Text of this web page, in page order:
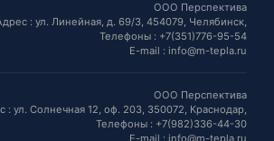
ООО Перспектива
: ул. Линейная, д. 69/3, 454079, Челябинск,
Телефоны : +7(351)776-95-54
E-mail : info@m-tepla.ru
ООО Перспектива
: ул. Солнечная 12, оф. 203, 350072, Краснодар,
Телефоны : +7(982)336-44-30